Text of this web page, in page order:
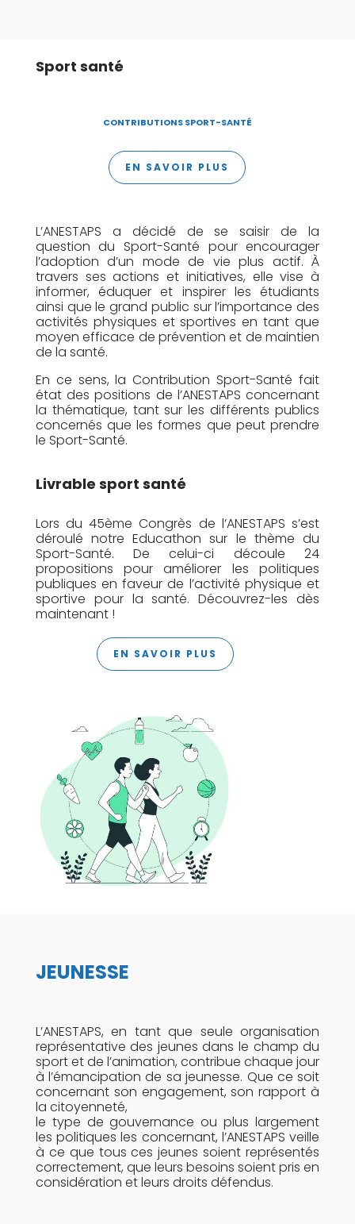
Sport santé
CONTRIBUTIONS SPORT-SANTÉ
EN SAVOIR PLUS
L’ANESTAPS a décidé de se saisir de la
question du Sport-Santé pour encourager
l’adoption d’un mode de vie plus actif. À
travers ses actions et initiatives, elle vise à
informer, éduquer et inspirer les étudiants
ainsi que le grand public sur l’importance des
activités physiques et sportives en tant que
moyen efficace de prévention et de maintien
de la santé.
En ce sens, la Contribution Sport-Santé fait
état des positions de l’ANESTAPS concernant
la thématique, tant sur les différents publics
concernés que les formes que peut prendre
le Sport-Santé.
Livrable sport santé
Lors du 45ème Congrès de l’ANESTAPS s’est
déroulé notre Educathon sur le thème du
Sport-Santé. De celui-ci découle 24
propositions pour améliorer les politiques
publiques en faveur de l’activité physique et
sportive pour la santé. Découvrez-les dès
maintenant !
EN SAVOIR PLUS
JEUNESSE
L’ANESTAPS, en tant que seule organisation
représentative des jeunes dans le champ du
sport et de l’animation, contribue chaque jour
à l’émancipation de sa jeunesse. Que ce soit
concernant son engagement, son rapport à
la citoyenneté,
le type de gouvernance ou plus largement
les politiques les concernant, l’ANESTAPS veille
à ce que tous ces jeunes soient représentés
correctement, que leurs besoins soient pris en
considération et leurs droits défendus.